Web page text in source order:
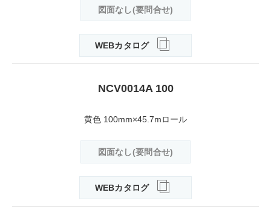
図面なし(要問合せ)
WEBカタログ
NCV0014A 100
黄色 100mm×45.7mロール
図面なし(要問合せ)
WEBカタログ